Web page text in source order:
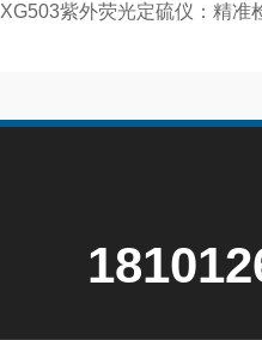
XG503紫外荧光定硫仪：精准